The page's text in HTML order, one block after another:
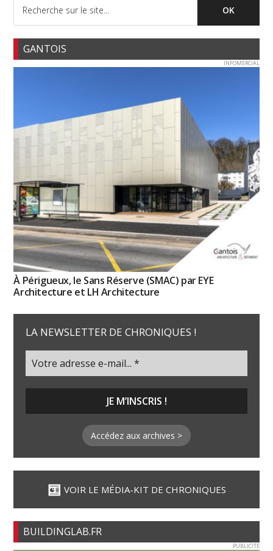
GANTOIS
INFOMERCIAL
À Périgueux, le Sans Réserve (SMAC) par EYE
Architecture et LH Architecture
LA NEWSLETTER DE CHRONIQUES !
Accédez aux archives >
VOIR LE MÉDIA-KIT DE CHRONIQUES
BUILDINGLAB.FR
PUBLICITE